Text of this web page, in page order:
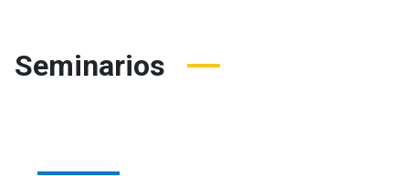
Seminarios